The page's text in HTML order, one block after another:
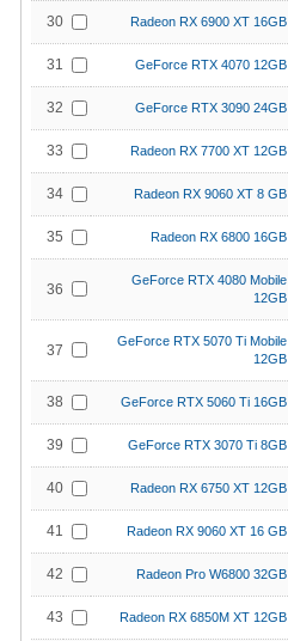
30 Radeon RX 6900 XT 16GB
31 GeForce RTX 4070 12GB
32 GeForce RTX 3090 24GB
33 Radeon RX 7700 XT 12GB
34 Radeon RX 9060 XT 8 GB
35 Radeon RX 6800 16GB
36
GeForce RTX 4080 Mobile
12GB
37
GeForce RTX 5070 Ti Mobile
12GB
38 GeForce RTX 5060 Ti 16GB
39 GeForce RTX 3070 Ti 8GB
40 Radeon RX 6750 XT 12GB
41 Radeon RX 9060 XT 16 GB
42 Radeon Pro W6800 32GB
43 Radeon RX 6850M XT 12GB